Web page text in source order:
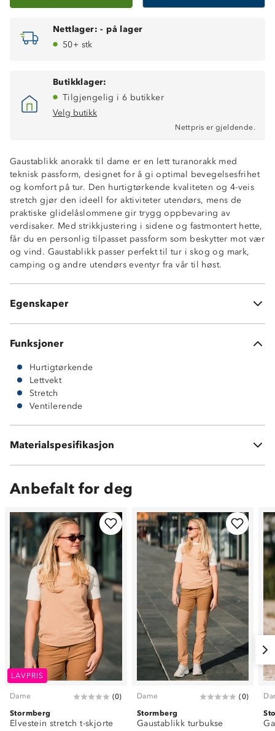
Nettlager: - på lager
50+ stk
Butikklager:
Tilgjengelig i 6 butikker
Velg butikk
Nettpris er gjeldende.
Gaustablikk anorakk til dame er en lett turanorakk med
teknisk passform, designet for å gi optimal bevegelsesfrihet
og komfort på tur. Den hurtigtørkende kvaliteten og 4-veis
stretch gjør den ideell for aktiviteter utendørs, mens de
praktiske glidelåslommene gir trygg oppbevaring av
verdisaker. Med strikkjustering i sidene og fastmontert hette,
får du en personlig tilpasset passform som beskytter mot vær
og vind. Gaustablikk passer perfekt til tur i skog og mark,
camping og andre utendørs eventyr fra vår til høst.
Egenskaper
Teknisk passform
Hurtigtørkende
4-veis stretch
Lettvekt
1 frontlomme med glidelås og flapp
Strikkjustering nede i sidene
Fastmontert hette med 2-punktsjustering
Høy hals med glidelås
Borrelåsjustering på håndledd
Funksjoner
Hurtigtørkende
Lettvekt
Stretch
Ventilerende
Materialspesifikasjon
6 % elastan
Anbefalt for deg
LAVPRIS
Dame (0)
Stormberg
Elvestein stretch t-skjorte
Dame (0)
Stormberg
Gaustablikk turbukse